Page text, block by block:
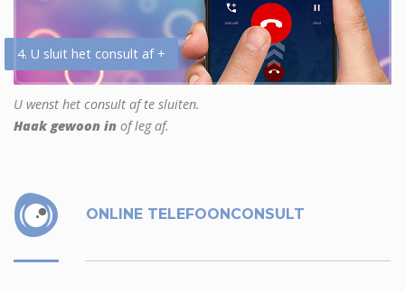
4. U sluit het consult af +
U wenst het consult af te sluiten.
Haak gewoon in of leg af.
ONLINE TELEFOONCONSULT